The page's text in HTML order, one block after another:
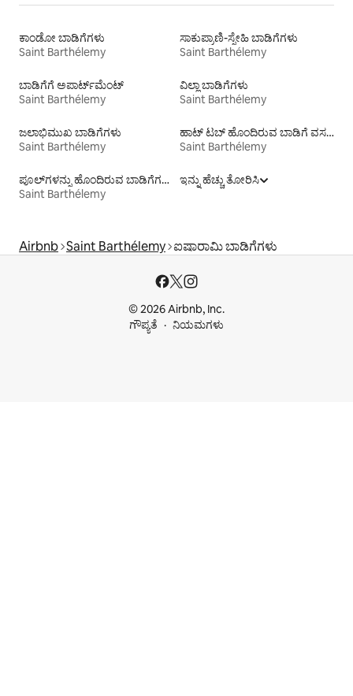
ಕಾಂಡೋ ಬಾಡಿಗೆಗಳು
Saint Barthélemy
ಸಾಕುಪ್ರಾಣಿ-ಸ್ನೇಹಿ ಬಾಡಿಗೆಗಳು
Saint Barthélemy
ಬಾಡಿಗೆಗೆ ಅಪಾರ್ಟ್‌ಮೆಂಟ್‌
Saint Barthélemy
ವಿಲ್ಲಾ ಬಾಡಿಗೆಗಳು
Saint Barthélemy
ಜಲಾಭಿಮುಖ ಬಾಡಿಗೆಗಳು
Saint Barthélemy
ಹಾಟ್ ಟಬ್ ಹೊಂದಿರುವ ಬಾಡಿಗೆ ವಸತಿಗಳು
Saint Barthélemy
ಪೂಲ್‍ಗಳನ್ನು ಹೊಂದಿರುವ ಬಾಡಿಗೆಗಳು
Saint Barthélemy
ಇನ್ನು ಹೆಚ್ಚು ತೋರಿಸಿ
Airbnb Saint Barthélemy ಐಷಾರಾಮಿ ಬಾಡಿಗೆಗಳು
© 2026 Airbnb, Inc.
ಗೌಪ್ಯತೆ
ನಿಯಮಗಳು